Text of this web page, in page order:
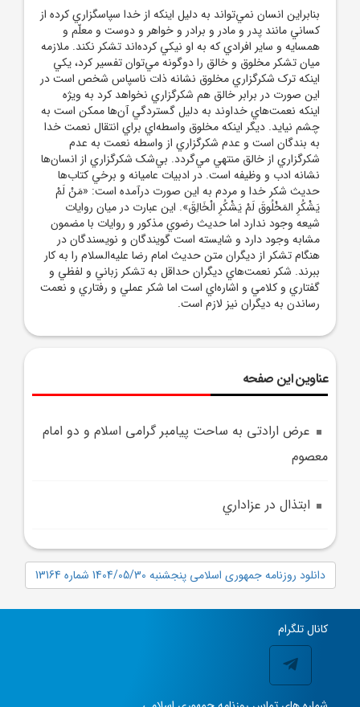
بنابراين انسان نمي‌تواند به دليل اينکه از خدا سپاسگزاري کرده از
کساني مانند پدر و مادر و برادر و خواهر و دوست و معلّم و
همسايه و ساير افرادي که به او نيکي کرده‌اند تشکر نکند. ملازمه
ميان تشکر مخلوق و خالق را دوگونه مي‌توان تفسير کرد، يکي
اينکه ترک شکرگزاري مخلوق نشانه ذات ناسپاس شخص است در
اين صورت در برابر خالق هم شکرگزاري نخواهد کرد به ‌ويژه
اينکه نعمت‌هاي خداوند به دليل گستردگي آن‌ها ممکن است به
چشم نيايد. ديگر اينکه مخلوق واسطه‌اي براي انتقال نعمت خدا
به بندگان است و عدم شکرگزاري از واسطه نعمت به عدم
شکرگزاري از خالق منتهي مي‌گردد. بي‌شک شکرگزاري از انسان‌ها
نشانه ادب و وظيفه است. در ادبيات عاميانه و برخي کتاب‌ها
حديث شکر خدا و مردم به اين صورت درآمده است: «مَنْ لَمْ
يَشْكُرِ المَخْلُوقَ لَمْ يَشْكُرِ الْخَالِقَ». اين عبارت در ميان روايات
شيعه وجود ندارد اما حديث رضوي مذکور و روايات با مضمون
مشابه وجود دارد و شايسته است گويندگان و نويسندگان در
هنگام تشکر از ديگران متن حديث امام رضا عليه‌السلام را به کار
ببرند. شکر نعمت‌هاي ديگران حداقل به تشکر زباني و لفظي و
گفتاري و کلامي و اشاره‌اي است اما شکر عملي و رفتاري و نعمت
رساندن به ديگران نيز لازم است.
عناوین این صفحه
عرض ارادتی به ساحت پیامبر گرامی اسلام و دو امام
معصوم
ابتذال در عزاداري
دانلود روزنامه جمهوری اسلامی پنجشنبه 1404/05/30 شماره 13164
کانال تلگرام